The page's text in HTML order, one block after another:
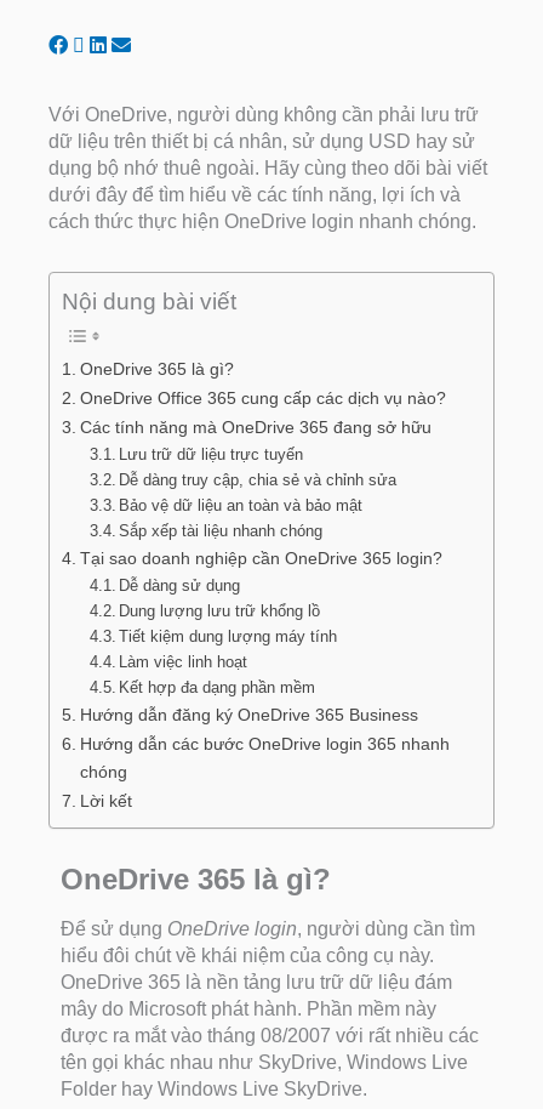
Với OneDrive, người dùng không cần phải lưu trữ
dữ liệu trên thiết bị cá nhân, sử dụng USD hay sử
dụng bộ nhớ thuê ngoài. Hãy cùng theo dõi bài viết
dưới đây để tìm hiểu về các tính năng, lợi ích và
cách thức thực hiện OneDrive login nhanh chóng.
Nội dung bài viết
OneDrive 365 là gì?
OneDrive Office 365 cung cấp các dịch vụ nào?
Các tính năng mà OneDrive 365 đang sở hữu
Lưu trữ dữ liệu trực tuyến
Dễ dàng truy cập, chia sẻ và chỉnh sửa
Bảo vệ dữ liệu an toàn và bảo mật
Sắp xếp tài liệu nhanh chóng
Tại sao doanh nghiệp cần OneDrive 365 login?
Dễ dàng sử dụng
Dung lượng lưu trữ khổng lồ
Tiết kiệm dung lượng máy tính
Làm việc linh hoạt
Kết hợp đa dạng phần mềm
Hướng dẫn đăng ký OneDrive 365 Business
Hướng dẫn các bước OneDrive login 365 nhanh
chóng
Lời kết
OneDrive 365 là gì?
Để sử dụng OneDrive login, người dùng cần tìm
hiểu đôi chút về khái niệm của công cụ này.
OneDrive 365 là nền tảng lưu trữ dữ liệu đám
mây do Microsoft phát hành. Phần mềm này
được ra mắt vào tháng 08/2007 với rất nhiều các
tên gọi khác nhau như SkyDrive, Windows Live
Folder hay Windows Live SkyDrive.